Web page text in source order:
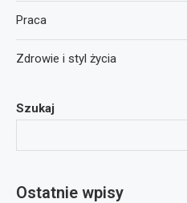
Szukaj
Ostatnie wpisy
Praca
Zdrowie i styl życia